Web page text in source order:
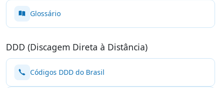
Glossário
DDD (Discagem Direta à Distância)
Códigos DDD do Brasil